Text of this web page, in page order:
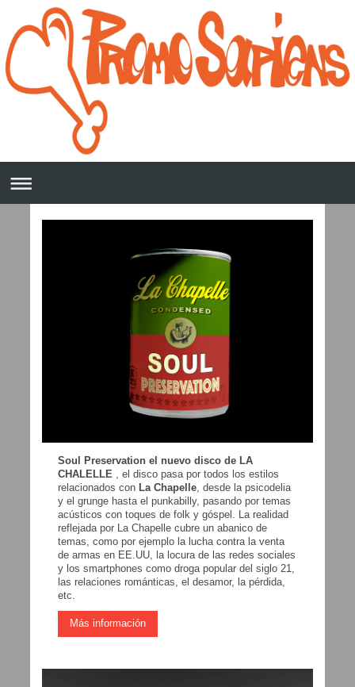
Soul Preservation el nuevo disco de LA
CHALELLE , el disco pasa por todos los estilos
relacionados con La Chapelle, desde la psicodelia
y el grunge hasta el punkabilly, pasando por temas
acústicos con toques de folk y góspel. La realidad
reflejada por La Chapelle cubre un abanico de
temas, como por ejemplo la lucha contra la venta
de armas en EE.UU, la locura de las redes sociales
y los smartphones como droga popular del siglo 21,
las relaciones románticas, el desamor, la pérdida,
etc.
Más información